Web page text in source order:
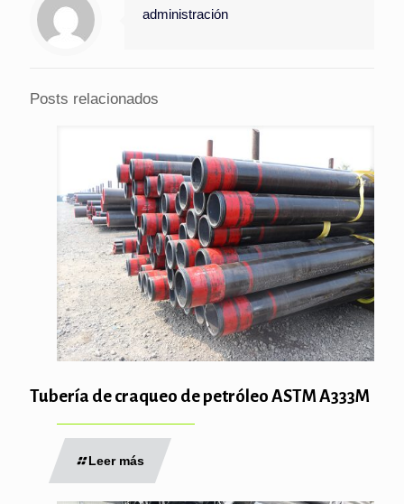
administración
Posts relacionados
Tubería de craqueo de petróleo ASTM A333M
Leer más